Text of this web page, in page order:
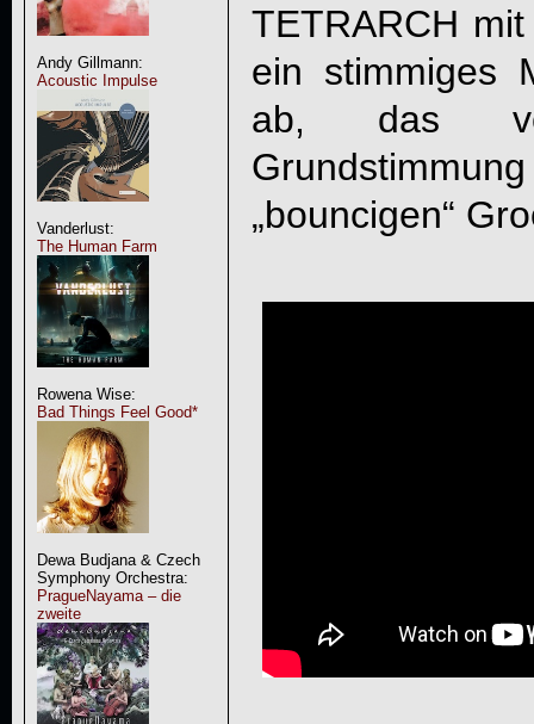
Andy Gillmann:
Acoustic Impulse
Vanderlust:
The Human Farm
Rowena Wise:
Bad Things Feel Good*
Dewa Budjana & Czech
Symphony Orchestra:
PragueNayama – die
zweite
TETRARCH mit
ein stimmiges
ab, das
„bouncigen“